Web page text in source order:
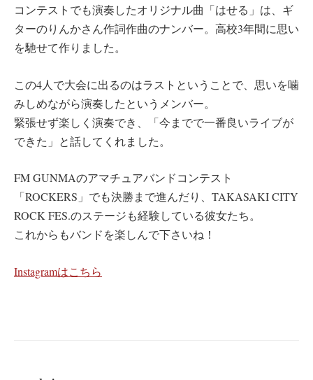
コンテストでも演奏したオリジナル曲「はせる」は、ギ
ターのりんかさん作詞作曲のナンバー。高校3年間に思い
を馳せて作りました。
この4人で大会に出るのはラストということで、思いを噛
みしめながら演奏したというメンバー。
緊張せず楽しく演奏でき、「今までで一番良いライブが
できた」と話してくれました。
FM GUNMAのアマチュアバンドコンテスト
「ROCKERS」でも決勝まで進んだり、TAKASAKI CITY
ROCK FES.のステージも経験している彼女たち。
これからもバンドを楽しんで下さいね！
Instagramはこちら